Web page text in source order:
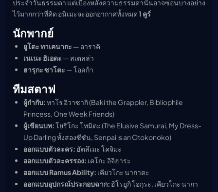
ประจำวันธรรมดา แต่เบื้องหลังความธรรมดานั้นอาจซ่อนบางอย่าง
ไว้มากกว่าที่คิด อนิเมะจะออกอากาศทั้งหมด1 คูร์
นักพากย์
ยูโตะ ทาเคนากะ — อาราคิ
เนเนะ ฮิเอดะ — สเตลล่า
ฮารุกะ ซาโตะ — โอลก้า
ทีมสตาฟ
ผู้กำกับ:ทาโร อิวาซากิ (Baki the Grappler, Bibliophile
Princess, One Week Friends)
ผู้เขียนบท:โยริโกะ โทมิตะ (The Elusive Samurai, My Dress-
Up Darling ทั้งสองซีซัน, Senpai is an Otokonoko)
ออกแบบตัวละคร: ฮัตสึเมะ โคจิมะ
ออกแบบตัวละครรอง: เคโกะ อิจิฮาระ
ออกแบบ Ramus Ability: เคียวโกะ นากาตะ
ออกแบบอุปกรณ์ประกอบฉาก: ฮิโรยูกิ โอกุระ, เคียวโกะ นากา